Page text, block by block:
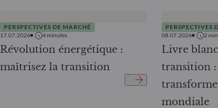
PERSPECTIVES DE MARCHÉ
17.07.2026
4 minutes
Révolution énergétique :
maîtrisez la transition
PERSPECTIVES
08.07.2026
2
Livre
transition
mondiale